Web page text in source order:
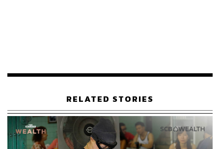
ร้อยละ 61 โอกาสที่จะได้ไปพักผ่อนให้ผ่อนคลาย
ร้อยละ 52 ได้ลองทำสิ่งที่แตกต่างออกไปจากกิจวัตร
เดิมๆ
ร้อยละ 45 ได้สำรวจวัฒนธรรมต่างแดน
RELATED STORIES